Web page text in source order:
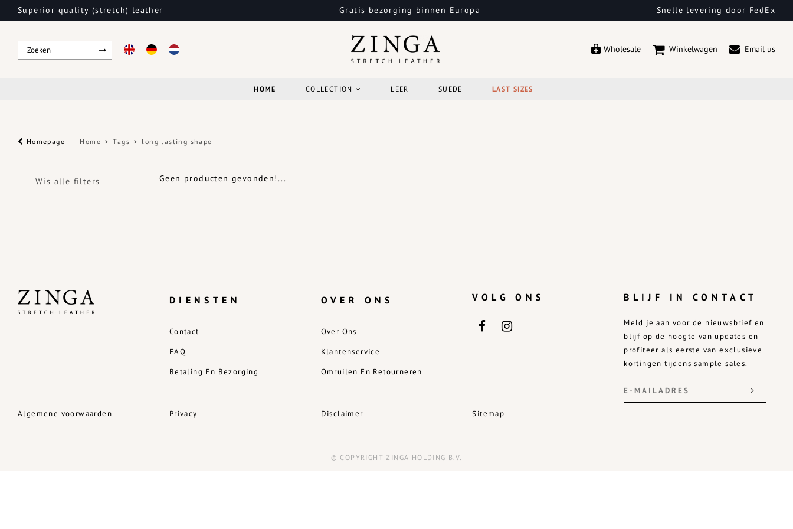
Superior quality (stretch) leather Gratis bezorging binnen Europa Snelle levering door FedEx
Wholesale Winkelwagen Email us
HOME COLLECTION LEER SUEDE LAST SIZES
Homepage Home Tags long lasting shape
Wis alle filters Geen producten gevonden!...
Algemene voorwaarden
DIENSTEN
Contact
FAQ
Betaling En Bezorging
Privacy
OVER ONS
Over Ons
Klantenservice
Omruilen En Retourneren
Disclaimer
VOLG ONS
Sitemap
BLIJF IN CONTACT
Meld je aan voor de nieuwsbrief en
blijf op de hoogte van updates en
profiteer als eerste van exclusieve
kortingen tijdens sample sales.
© COPYRIGHT ZINGA HOLDING B.V.